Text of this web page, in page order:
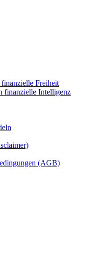
Freiheit
finanzielle Intelligenz
(AGB)